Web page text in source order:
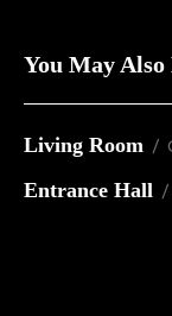
You May
Living Room
Entrance Hall